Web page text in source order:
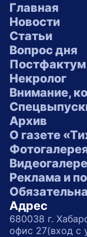
Главная
Новости
Статьи
Вопрос дня
Постфактум
Некролог
Внимание,
Архив
О газете
Реклама и
Адрес
680038 г.
офис 27(вход с